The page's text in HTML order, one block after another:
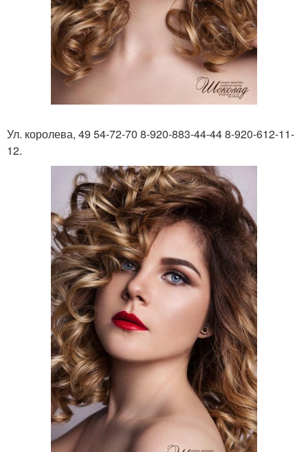
Ул. королева, 49 54-72-70 8-920-883-44-44 8-920-612-11-
12.